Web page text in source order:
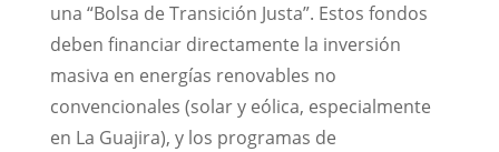
una “Bolsa de Transición Justa”. Estos fondos
deben financiar directamente la inversión
masiva en energías renovables no
convencionales (solar y eólica, especialmente
en La Guajira), y los programas de